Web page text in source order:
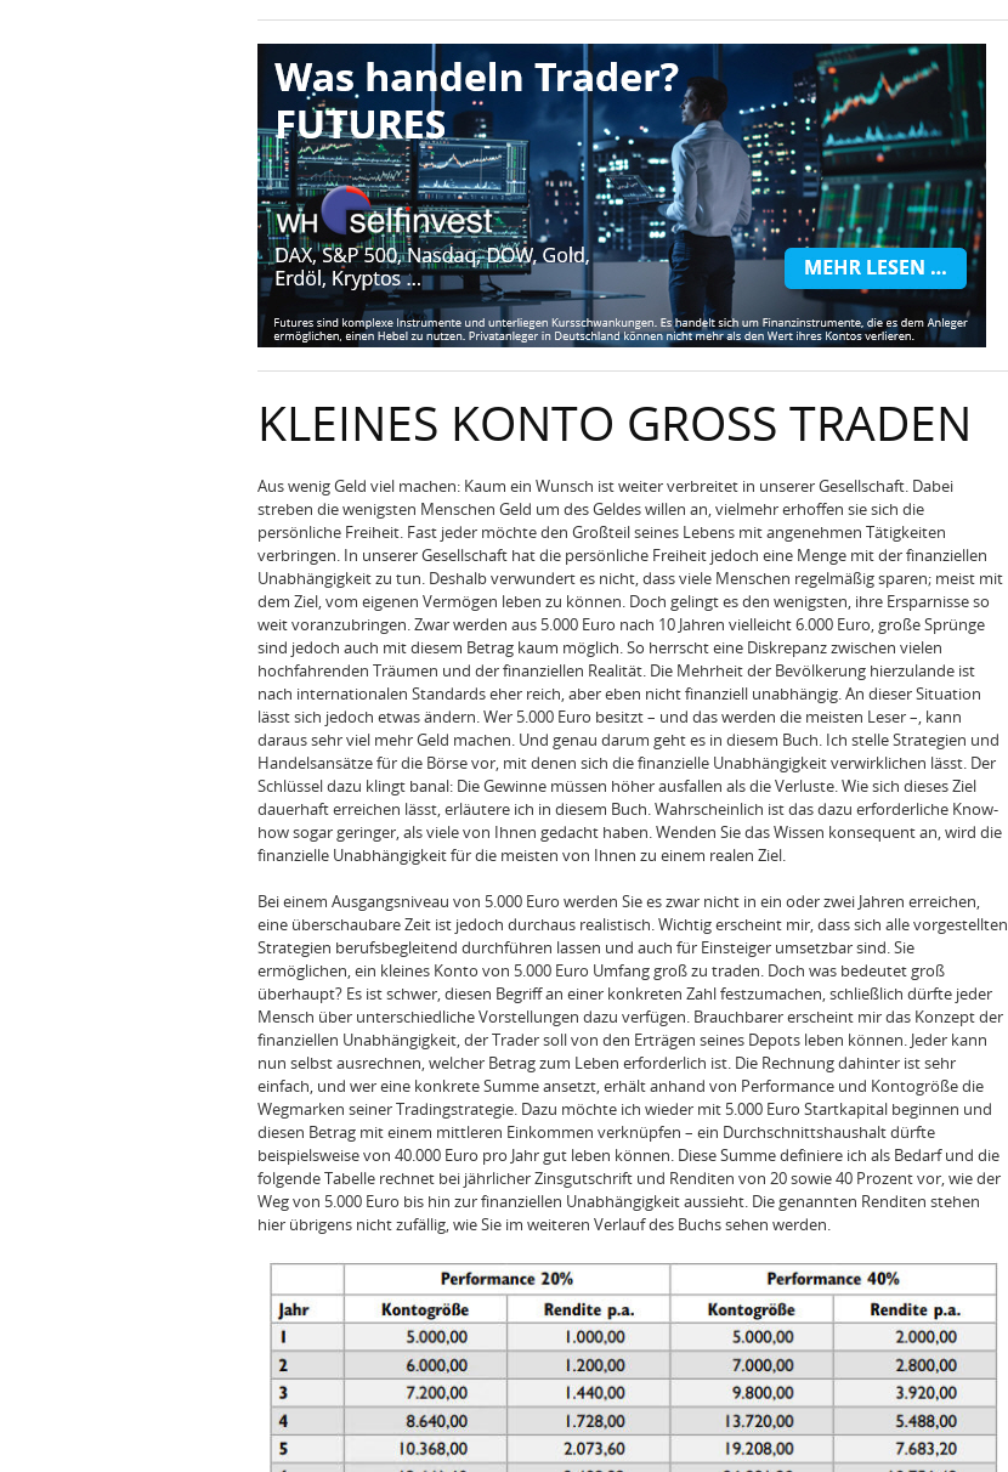
KLEINES KONTO GROSS TRADEN
Aus wenig Geld viel machen: Kaum ein Wunsch ist weiter verbreitet in unserer Gesellschaft. Dabei
streben die wenigsten Menschen Geld um des Geldes willen an, vielmehr erhoffen sie sich die
persönliche Freiheit. Fast jeder möchte den Großteil seines Lebens mit angenehmen Tätigkeiten
verbringen. In unserer Gesellschaft hat die persönliche Freiheit jedoch eine Menge mit der finanziellen
Unabhängigkeit zu tun. Deshalb verwundert es nicht, dass viele Menschen regelmäßig sparen; meist mit
dem Ziel, vom eigenen Vermögen leben zu können. Doch gelingt es den wenigsten, ihre Ersparnisse so
weit voranzubringen. Zwar werden aus 5.000 Euro nach 10 Jahren vielleicht 6.000 Euro, große Sprünge
sind jedoch auch mit diesem Betrag kaum möglich. So herrscht eine Diskrepanz zwischen vielen
hochfahrenden Träumen und der finanziellen Realität. Die Mehrheit der Bevölkerung hierzulande ist
nach internationalen Standards eher reich, aber eben nicht finanziell unabhängig. An dieser Situation
lässt sich jedoch etwas ändern. Wer 5.000 Euro besitzt – und das werden die meisten Leser –, kann
daraus sehr viel mehr Geld machen. Und genau darum geht es in diesem Buch. Ich stelle Strategien und
Handelsansätze für die Börse vor, mit denen sich die finanzielle Unabhängigkeit verwirklichen lässt. Der
Schlüssel dazu klingt banal: Die Gewinne müssen höher ausfallen als die Verluste. Wie sich dieses Ziel
dauerhaft erreichen lässt, erläutere ich in diesem Buch. Wahrscheinlich ist das dazu erforderliche Know-
how sogar geringer, als viele von Ihnen gedacht haben. Wenden Sie das Wissen konsequent an, wird die
finanzielle Unabhängigkeit für die meisten von Ihnen zu einem realen Ziel.
Bei einem Ausgangsniveau von 5.000 Euro werden Sie es zwar nicht in ein oder zwei Jahren erreichen,
eine überschaubare Zeit ist jedoch durchaus realistisch. Wichtig erscheint mir, dass sich alle vorgestellten
Strategien berufsbegleitend durchführen lassen und auch für Einsteiger umsetzbar sind. Sie
ermöglichen, ein kleines Konto von 5.000 Euro Umfang groß zu traden. Doch was bedeutet groß
überhaupt? Es ist schwer, diesen Begriff an einer konkreten Zahl festzumachen, schließlich dürfte jeder
Mensch über unterschiedliche Vorstellungen dazu verfügen. Brauchbarer erscheint mir das Konzept der
finanziellen Unabhängigkeit, der Trader soll von den Erträgen seines Depots leben können. Jeder kann
nun selbst ausrechnen, welcher Betrag zum Leben erforderlich ist. Die Rechnung dahinter ist sehr
einfach, und wer eine konkrete Summe ansetzt, erhält anhand von Performance und Kontogröße die
Wegmarken seiner Tradingstrategie. Dazu möchte ich wieder mit 5.000 Euro Startkapital beginnen und
diesen Betrag mit einem mittleren Einkommen verknüpfen – ein Durchschnittshaushalt dürfte
beispielsweise von 40.000 Euro pro Jahr gut leben können. Diese Summe definiere ich als Bedarf und die
folgende Tabelle rechnet bei jährlicher Zinsgutschrift und Renditen von 20 sowie 40 Prozent vor, wie der
Weg von 5.000 Euro bis hin zur finanziellen Unabhängigkeit aussieht. Die genannten Renditen stehen
hier übrigens nicht zufällig, wie Sie im weiteren Verlauf des Buchs sehen werden.